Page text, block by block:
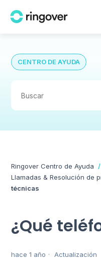
CENTRO DE AYUDA
Ringover Centro de Ayuda
Llamadas & Resolución de
técnicas
¿Qué
hace 1 año Actualización